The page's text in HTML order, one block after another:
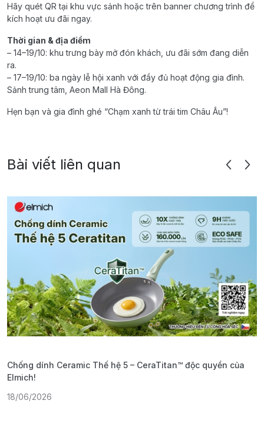
Hãy quét QR tại khu vực sảnh hoặc trên banner chương trình để
kích hoạt ưu đãi ngay.
Thời gian & địa điểm
– 14–19/10: khu trưng bày mở đón khách, ưu đãi sớm đang diễn
ra.
– 17–19/10: ba ngày lễ hội xanh với đầy đủ hoạt động gia đình.
Sảnh trung tâm, Aeon Mall Hà Đông.
Hẹn bạn và gia đình ghé “Chạm xanh từ trái tim Châu Âu”!
Bài viết liên quan
Chống dính Ceramic Thế hệ 5 – CeraTitan™ độc quyền của
Elmich!
18/06/2026